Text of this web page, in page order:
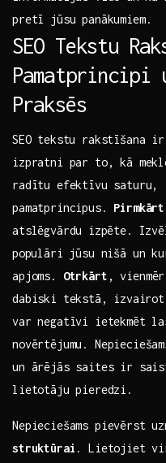
pretī​ jūsu panākumiem.
SEO Tekstu
Pamatprincipi
Praksēs
SEO ⁤tekstu rakstīšana ir
‌izpratni ​par to, kā
‍radītu efektīvu saturu,
pamatprincipus. Pirmkārt
atslēgvārdu⁣ izpēte.
⁢populāri‍ jūsu ‍nišā un
apjoms. Otrkārt ,
dabiski tekstā,
var negatīvi ietekmēt‌
novērtējumu.
un ārējās‍ saites ir
lietotāju ​pieredzi.
Nepieciešams pievērst
struktūrai . ‍Lietojiet